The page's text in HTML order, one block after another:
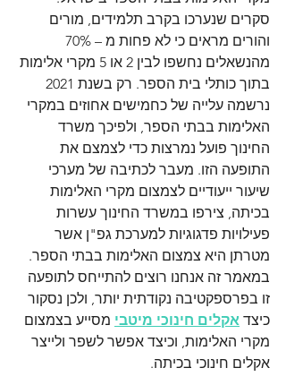
סקרים שנערכו בקרב תלמידים, מורים
מהנשאלים נחשפו לבין 2 או 5 מקרי אלימות
נרשמה עלייה של כחמישים אחוזים במקרי
האלימות בבתי הספר, ולפיכך משרד
החינוך פועל נמרצות כדי לצמצם את
התופעה הזו. מעבר לכתיבה של מערכי
שיעור ייעודיים לצמצום מקרי האלימות
בכיתה, צירפו במשרד החינוך עשרות
פעילויות פדגוגיות למערכת גפ"ן אשר
מטרתן היא צמצום האלימות בבתי הספר.
במאמר זה אנחנו רוצים להתייחס לתופעה
זו בפרספקטיבה נקודתית יותר, ולכן נסקור
כיצד אקלים חינוכי מיטבי מסייע בצמצום
מקרי האלימות, וכיצד אפשר לשפר ולייצר
אקלים חינוכי בכיתה.